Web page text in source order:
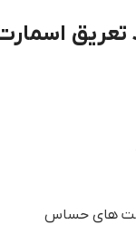
اسمارت
های حساس